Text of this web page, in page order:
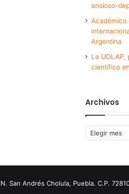
ansioso-
Académico
Argentina
La
científico
Archivos
Archivos
Andrés Cholula, Puebla. C.P.